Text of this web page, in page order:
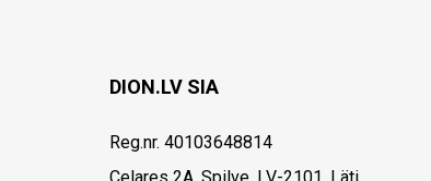
DION.LV SIA
Reg.nr. 40103648814